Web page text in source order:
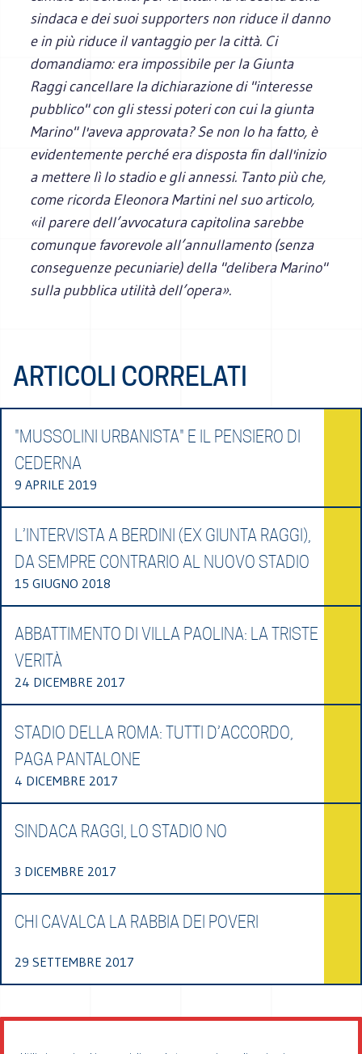
sindaca e dei suoi supporters non riduce il danno
e in più riduce il vantaggio per la città. Ci
domandiamo: era impossibile per la Giunta
Raggi cancellare la dichiarazione di "interesse
pubblico" con gli stessi poteri con cui la giunta
Marino" l'aveva approvata? Se non lo ha fatto, è
evidentemente perché era disposta fin dall'inizio
a mettere lì lo stadio e gli annessi. Tanto più che,
come ricorda Eleonora Martini nel suo articolo,
«il parere dell’avvocatura capitolina sarebbe
comunque favorevole all’annullamento (senza
conseguenze pecuniarie) della "delibera Marino"
sulla pubblica utilità dell’opera».
ARTICOLI CORRELATI
"MUSSOLINI URBANISTA" E IL PENSIERO DI
CEDERNA
9 APRILE 2019
L’INTERVISTA A BERDINI (EX GIUNTA RAGGI),
DA SEMPRE CONTRARIO AL NUOVO STADIO
15 GIUGNO 2018
ABBATTIMENTO DI VILLA PAOLINA: LA TRISTE
VERITÀ
24 DICEMBRE 2017
STADIO DELLA ROMA: TUTTI D’ACCORDO,
PAGA PANTALONE
4 DICEMBRE 2017
SINDACA RAGGI, LO STADIO NO
3 DICEMBRE 2017
CHI CAVALCA LA RABBIA DEI POVERI
29 SETTEMBRE 2017